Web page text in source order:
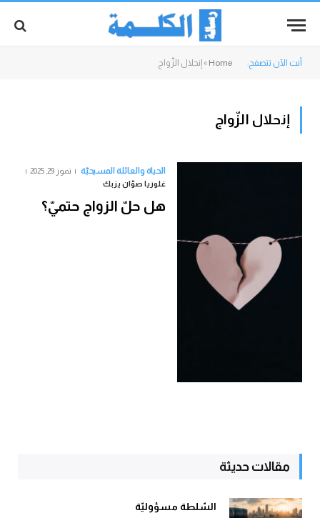
أنت الآن تتصفح: Home
» إنحلال الزّواج
إنحلال الزّواج
الحياة والعائلة المسيحيّة
تموز 29, 2025
غلوريا صوّان يزبك
هل حلّ الزواج حتميّ؟
مقالات حديثة
السّلطة مسؤوليّة